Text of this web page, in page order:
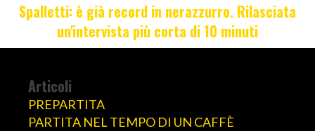
Spalletti: è già record in nerazzurro. Rilasciata
un'intervista più corta di 10 minuti
Articoli
PREPARTITA
PARTITA NEL TEMPO DI UN CAFFÈ